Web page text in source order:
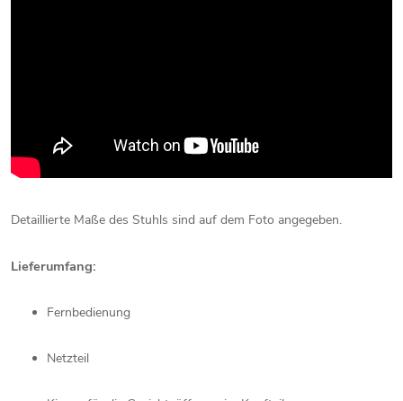
Detaillierte Maße des Stuhls sind auf dem Foto angegeben.
Lieferumfang:
Fernbedienung
Netzteil